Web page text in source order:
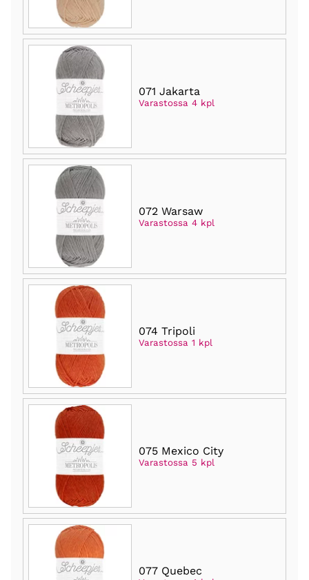
071 Jakarta
Varastossa 4 kpl
072 Warsaw
Varastossa 4 kpl
074 Tripoli
Varastossa 1 kpl
075 Mexico City
Varastossa 5 kpl
077 Quebec